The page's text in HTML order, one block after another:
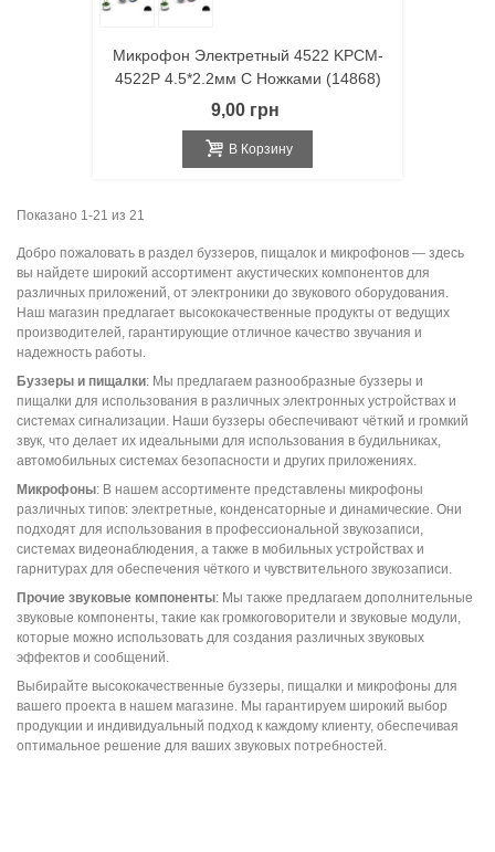
Микрофон Электретный 4522 KPCM-
4522P 4.5*2.2мм С Ножками (14868)
9,00 грн
В Корзину
Показано 1-21 из 21
Добро пожаловать в раздел буззеров, пищалок и микрофонов — здесь
вы найдете широкий ассортимент акустических компонентов для
различных приложений, от электроники до звукового оборудования.
Наш магазин предлагает высококачественные продукты от ведущих
производителей, гарантирующие отличное качество звучания и
надежность работы.
Буззеры и пищалки: Мы предлагаем разнообразные буззеры и
пищалки для использования в различных электронных устройствах и
системах сигнализации. Наши буззеры обеспечивают чёткий и громкий
звук, что делает их идеальными для использования в будильниках,
автомобильных системах безопасности и других приложениях.
Микрофоны: В нашем ассортименте представлены микрофоны
различных типов: электретные, конденсаторные и динамические. Они
подходят для использования в профессиональной звукозаписи,
системах видеонаблюдения, а также в мобильных устройствах и
гарнитурах для обеспечения чёткого и чувствительного звукозаписи.
Прочие звуковые компоненты: Мы также предлагаем дополнительные
звуковые компоненты, такие как громкоговорители и звуковые модули,
которые можно использовать для создания различных звуковых
эффектов и сообщений.
Выбирайте высококачественные буззеры, пищалки и микрофоны для
вашего проекта в нашем магазине. Мы гарантируем широкий выбор
продукции и индивидуальный подход к каждому клиенту, обеспечивая
оптимальное решение для ваших звуковых потребностей.